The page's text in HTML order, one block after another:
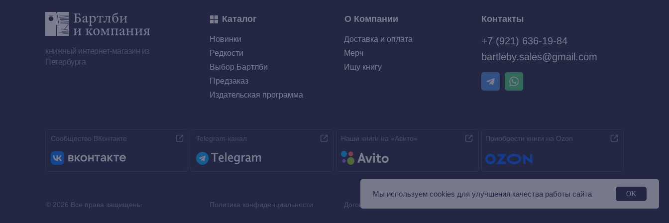
Мы используем сookies для улучшения качества работы сайта OK
Контакты
книжный интернет-магазин из
Петербурга
+7 (921) 636-19-84
bartleby.sales@gmail.com
Договор оферты
О Компании
Каталог
Политика конфиденциальности
© 2026 Все права защищены
Приобрести книги на Ozon
Сообщество ВКонтакте
Ищу книгу
Мерч
Доставка и оплата
Наши книги на «Авито»
Предзаказ
Выбор Бартлби
Редкости
Новинки
Издательская программа
Telegram-канал